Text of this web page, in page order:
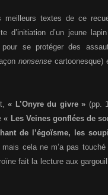
meilleurs textes de ce
d’initiation d’un jeune
se protéger des
nonsense
« L’Onyre du givre » (pp.
« Les Veines gonflées de
de l’égoïsme, les
cela ne m’a pas
fait la lecture aux